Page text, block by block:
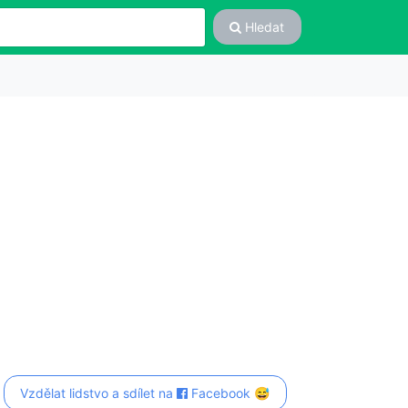
Hledat
Vzdělat lidstvo a sdílet na Facebook 😅